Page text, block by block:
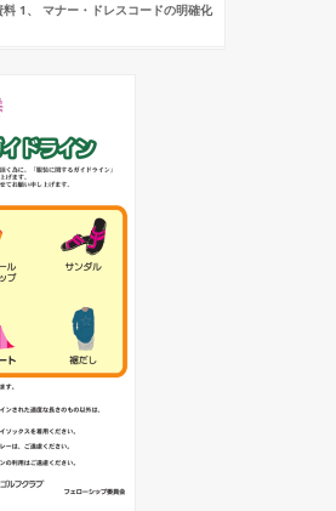
1、 マナー・ドレスコードの明確化